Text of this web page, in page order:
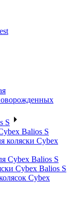
S
Balios S
коляски Cybex
Cybex Balios S
Cybex Balios S
Cybex